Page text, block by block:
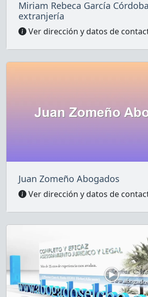
Miriam Rebeca García
extranjería
Ver dirección y datos de
Juan Zomeño Abogados
Ver dirección y datos de